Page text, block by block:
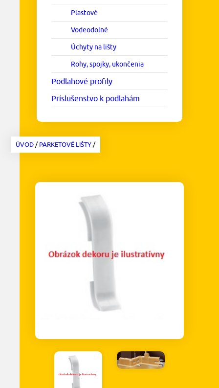
Plastové
Vodeodolné
Úchyty na lišty
Rohy, spojky, ukončenia
Podlahové profily
Príslušenstvo k podlahám
ÚVOD/PARKETOVÉ LIŠTY/